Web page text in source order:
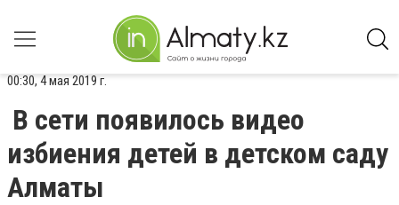
00:30, 4 мая 2019 г.
В сети появилось видео
избиения детей в детском саду
Алматы